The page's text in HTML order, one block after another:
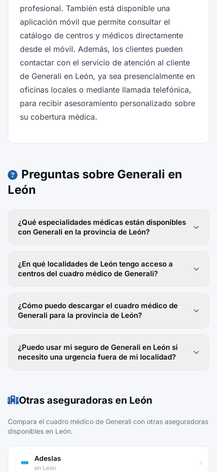
profesional. También está disponible una
aplicación móvil que permite consultar el
catálogo de centros y médicos directamente
desde el móvil. Además, los clientes pueden
contactar con el servicio de atención al cliente
de Generali en León, ya sea presencialmente en
oficinas locales o mediante llamada telefónica,
para recibir asesoramiento personalizado sobre
su cobertura médica.
Preguntas sobre Generali en
León
¿Qué especialidades médicas están disponibles
con Generali en la provincia de León?
¿En qué localidades de León tengo acceso a
centros del cuadro médico de Generali?
¿Cómo puedo descargar el cuadro médico de
Generali para la provincia de León?
¿Puedo usar mi seguro de Generali en León si
necesito una urgencia fuera de mi localidad?
Otras aseguradoras en León
Compara el cuadro médico de Generali con otras aseguradoras
disponibles en León.
Adeslas
en León